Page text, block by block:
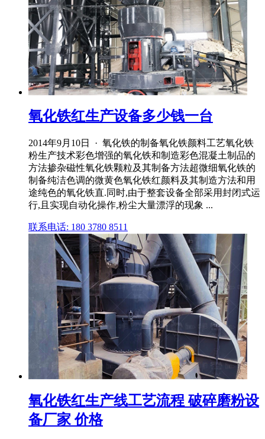
氧化铁红生产设备多少钱一台
2014年9月10日 · 氧化铁的制备氧化铁颜料工艺氧化铁
粉生产技术彩色增强的氧化铁和制造彩色混凝土制品的
方法掺杂磁性氧化铁颗粒及其制备方法超微细氧化铁的
制备纯洁色调的微黄色氧化铁红颜料及其制造方法和用
途纯色的氧化铁直.同时,由于整套设备全部采用封闭式运
行,且实现自动化操作,粉尘大量漂浮的现象 ...
联系电话: 180 3780 8511
氧化铁红生产线工艺流程 破碎磨粉设
备厂家 价格